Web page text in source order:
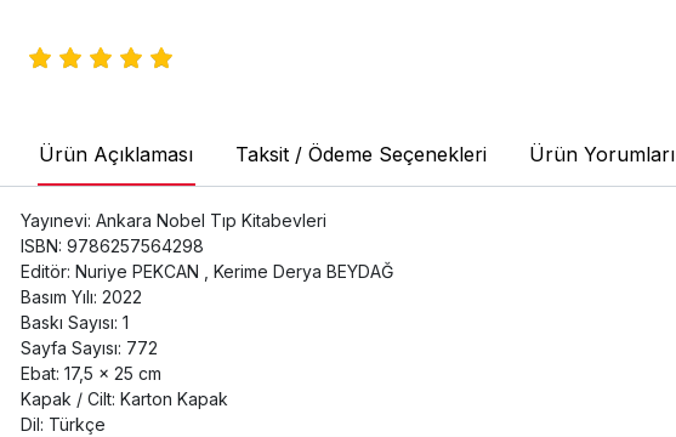
Ürün Açıklaması Taksit / Ödeme Seçenekleri Ürün Yorumları
Yayınevi: Ankara Nobel Tıp Kitabevleri
ISBN: 9786257564298
Editör: Nuriye PEKCAN , Kerime Derya BEYDAĞ
Basım Yılı: 2022
Baskı Sayısı: 1
Sayfa Sayısı: 772
Ebat: 17,5 x 25 cm
Kapak / Cilt: Karton Kapak
Dil: Türkçe